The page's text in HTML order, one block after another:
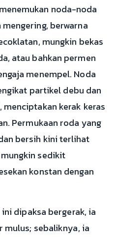
noda-noda
berwarna
mungkin bekas
atau bahkan permen
menempel. Noda
partikel debu dan
kerak keras
Permukaan roda yang
bersih kini terlihat
sedikit
konstan dengan
dipaksa bergerak, ia
sebaliknya, ia